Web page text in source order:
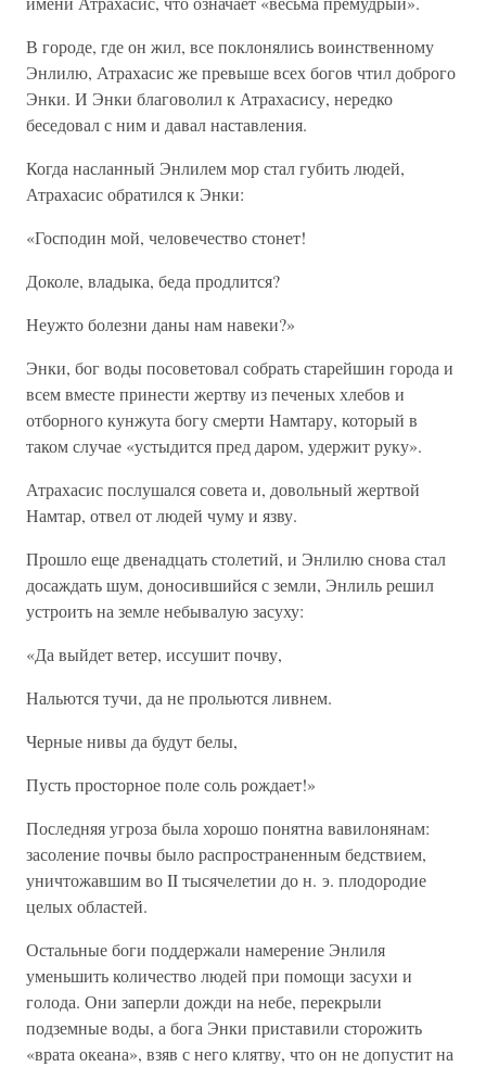
В городе, где он жил, все поклонялись воинственному
Энлилю, Атрахасис же превыше всех богов чтил доброго
Энки. И Энки благоволил к Атрахасису, нередко
беседовал с ним и давал наставления.
Когда насланный Энлилем мор стал губить людей,
Атрахасис обратился к Энки:
«Господин мой, человечество стонет!
Доколе, владыка, беда продлится?
Неужто болезни даны нам навеки?»
Энки, бог воды посоветовал собрать старейшин города и
всем вместе принести жертву из печеных хлебов и
отборного кунжута богу смерти Намтару, который в
таком случае «устыдится пред даром, удержит руку».
Атрахасис послушался совета и, довольный жертвой
Намтар, отвел от людей чуму и язву.
Прошло еще двенадцать столетий, и Энлилю снова стал
досаждать шум, доносившийся с земли, Энлиль решил
устроить на земле небывалую засуху:
«Да выйдет ветер, иссушит почву,
Нальются тучи, да не прольются ливнем.
Черные нивы да будут белы,
Пусть просторное поле соль рождает!»
Последняя угроза была хорошо понятна вавилонянам:
засоление почвы было распространенным бедствием,
уничтожавшим во II тысячелетии до н. э. плодородие
целых областей.
Остальные боги поддержали намерение Энлиля
уменьшить количество людей при помощи засухи и
голода. Они заперли дожди на небе, перекрыли
подземные воды, а бога Энки приставили сторожить
«врата океана», взяв с него клятву, что он не допустит на